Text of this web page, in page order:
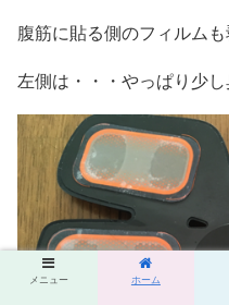
腹筋に貼る側のフィルムも
左側は・・・やっぱり少し
メニュー ホーム